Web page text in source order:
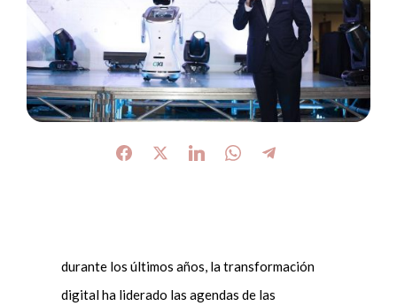
durante los últimos años, la transformación
digital ha liderado las agendas de las